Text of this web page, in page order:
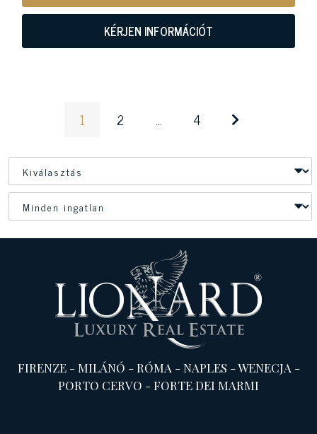
KÉRJEN INFORMÁCIÓT
1 2 ... 4
FIRENZE-MILÁNÓ -RÓMA -NAPLES -WENECJA -
PORTO CERVO -FORTE DEI MARMI